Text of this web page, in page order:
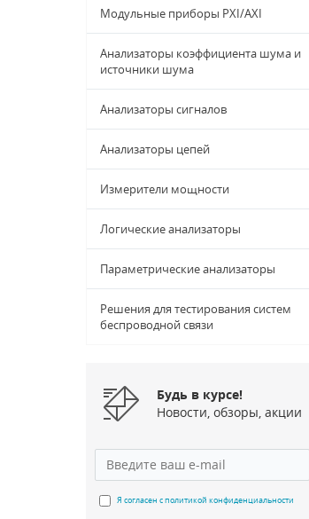
Модульные приборы PXI/AXI
Анализаторы коэффициента шума и
источники шума
Анализаторы сигналов
Анализаторы цепей
Измерители мощности
Логические анализаторы
Параметрические анализаторы
Решения для тестирования систем
беспроводной связи
Будь в курсе!
Новости, обзоры, акции
Я согласен с политикой конфиденциальности